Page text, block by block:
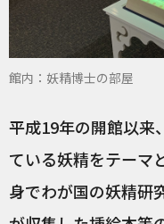
館内：妖精博士の部屋
平成19年の開館以来
ている妖精をテーマ
身でわが国の妖精研